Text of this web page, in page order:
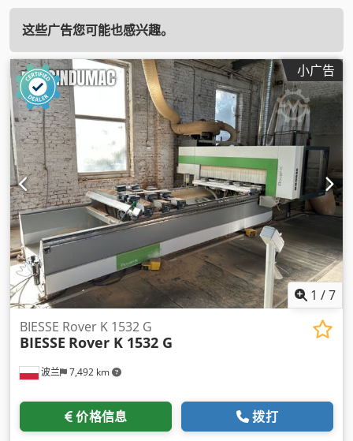
这些广告您可能也感兴趣。
小广告
1 /7
波兰 7,492 km
BIESSE Rover K 1532 G
BIESSE Rover K 1532 G
价格信息 拨打